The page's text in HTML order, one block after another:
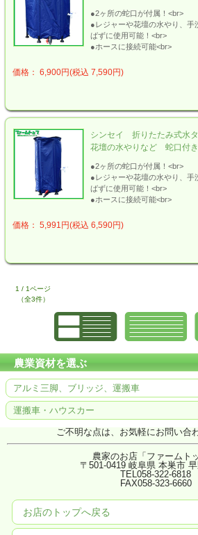
●2ヶ所の蛇口が付属！<br>
●レジャーや花壇の水やり、手
ばずに使用可能！<br>
●ホースに接続可能<br>
価格： 6,900円(税込 7,590円)
シンセイ 折りたたみ式
花壇の水やりなど 蛇口付
●2ヶ所の蛇口が付属！<br>
●レジャーや花壇の水やり、手
ばずに使用可能！<br>
●ホースに接続可能<br>
価格： 5,991円(税込 6,590円)
1 / 1ページ
（全3件）
農業資材を選ぶ
アルミ三脚、ブリッジ、運搬車
運搬車・ハウスカー
ご不明な点は、お気軽にお問い合
農家のお店「ファームト
〒501-0419 岐阜県 本巣市
TEL058-322-6818
FAX058-323-6660
お店のトップへ戻る